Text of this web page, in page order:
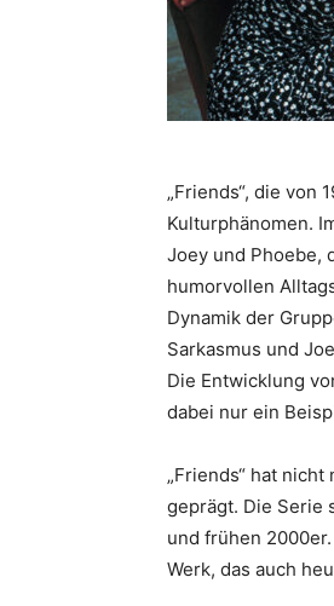
„Friends“, die von
Kulturphänomen.
Joey und Phoebe,
humorvollen
Dynamik der
Sarkasmus und
Die Entwicklung
dabei nur ein
„Friends“ hat
geprägt. Die Serie
und frühen
Werk, das auch